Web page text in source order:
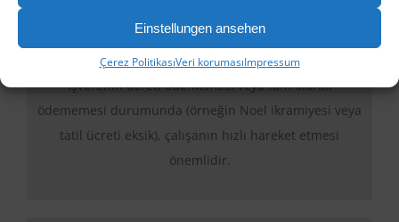
Einstellungen ansehen
Çerez PolitikasıVeri korumasıImpressum
ÜCRETLER
İşverenin ücreti ödememesi veya tam olarak
ödememesi durumunda (örneğin Noel ikramiyesi veya
tatil ücreti eksik), çalışanın hızlı hareket etmesi
önemlidir.